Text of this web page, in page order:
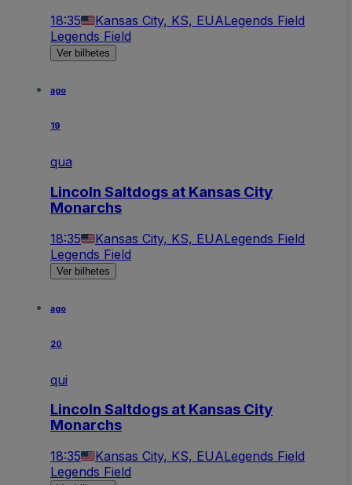
18:35 Kansas City, KS, EUALegends Field
Legends Field
Ver bilhetes
ago
19
qua
Lincoln Saltdogs at Kansas City
Monarchs
18:35 Kansas City, KS, EUALegends Field
Legends Field
Ver bilhetes
ago
20
qui
Lincoln Saltdogs at Kansas City
Monarchs
18:35 Kansas City, KS, EUALegends Field
Legends Field